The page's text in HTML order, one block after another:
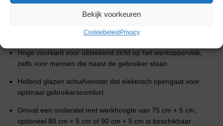
Bekijk voorkeuren
Cookiebeleid Privacy
Doorzichtige zijkant van gehard glas, keuze uit: zonder gaten
Hoge voorkant voor uitstekend zicht op het werkoppervlak,
zelfs voor mensen die naast de gebruiker staan
Hellend glazen schuifvenster dat elektrisch opengaat voor
optimaal gebruikerscomfort
Omvat een onderstel met werkhoogte van 75 cm + 5 cm,
optioneel 80 cm + 5 cm of 90 cm + 5 cm is beschikbaar